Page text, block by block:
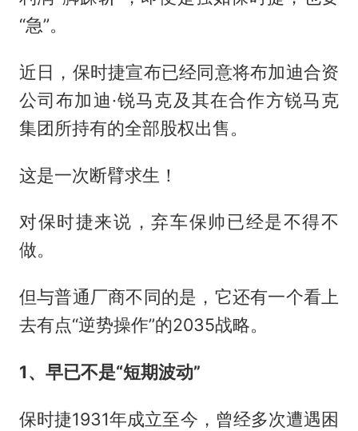
“急”。
近日，保时捷宣布已经同意将布加迪合资
公司布加迪·锐马克及其在合作方锐马克
集团所持有的全部股权出售。
这是一次断臂求生！
对保时捷来说，弃车保帅已经是不得不
做。
但与普通厂商不同的是，它还有一个看上
去有点“逆势操作”的2035战略。
1、早已不是“短期波动”
保时捷1931年成立至今，曾经多次遭遇困